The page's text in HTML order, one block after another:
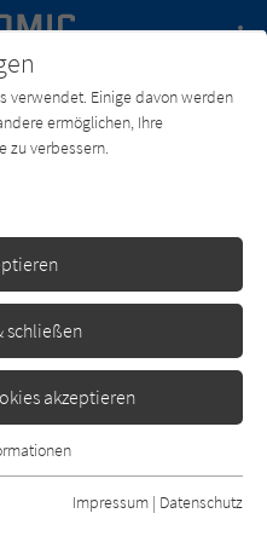
Charts Newsletter
verwendet. Einige davon werden
ermöglichen, Ihre
zu verbessern.
schließen
akzeptieren
Funktionen der
dass die Webseite
Impressum | Datenschutz